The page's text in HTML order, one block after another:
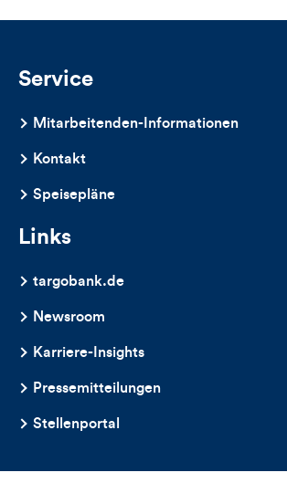
Service
Mitarbeitenden-Informationen
Kontakt
Speisepläne
Links
targobank.de
Newsroom
Karriere-Insights
Pressemitteilungen
Stellenportal